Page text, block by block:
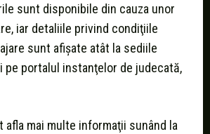
sunt disponibile din cauza unor
iar detaliile privind condiţiile
sunt afişate atât la sediile
pe portalul instanţelor de judecată,
afla mai multe informaţii sunând la